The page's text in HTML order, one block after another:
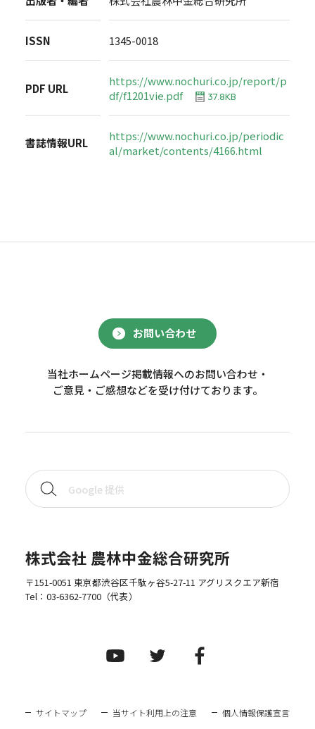
ISSN 1345-0018
PDF URL
https://www.nochuri.co.jp/report/p
df/f1201vie.pdf
37.8KB
書誌情報URL
https://www.nochuri.co.jp/periodic
al/market/contents/4166.html
お問い合わせ
当社ホームページ掲載情報へのお問い合わせ・
ご意見・ご感想などを受け付けております。
株式会社 農林中金総合研究所
〒151-0051 東京都渋谷区千駄ヶ谷5-27-11 アグリスクエア新宿
Tel： 03-6362-7700（代表）
サイトマップ 当サイト利用上の注意 個人情報保護宣言